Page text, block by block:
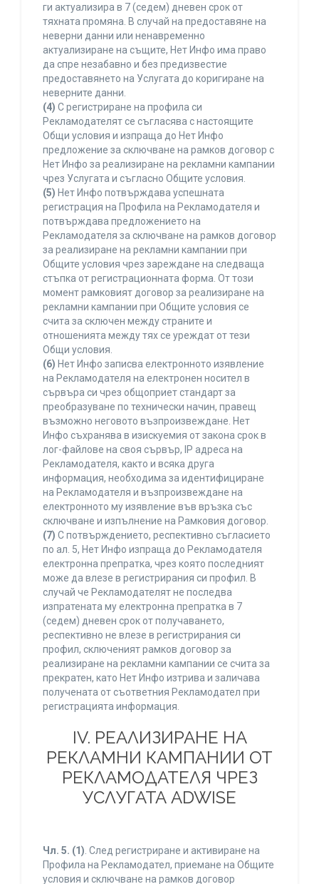
ги актуализира в 7 (седем) дневен срок от
тяхната промяна. В случай на предоставяне на
неверни данни или ненавременно
актуализиране на същите, Нет Инфо има право
да спре незабавно и без предизвестие
предоставянето на Услугата до коригиране на
неверните данни.
(4) С регистриране на профила си
Рекламодателят се съгласява с настоящите
Общи условия и изпраща до Нет Инфо
предложение за сключване на рамков договор с
Нет Инфо за реализиране на рекламни кампании
чрез Услугата и съгласно Общите условия.
(5) Нет Инфо потвърждава успешната
регистрация на Профила на Рекламодателя и
потвърждава предложението на
Рекламодателя за сключване на рамков договор
за реализиране на рекламни кампании при
Общите условия чрез зареждане на следваща
стъпка от регистрационната форма. От този
момент рамковият договор за реализиране на
рекламни кампании при Общите условия се
счита за сключен между страните и
отношенията между тях се уреждат от тези
Общи условия.
(6) Нет Инфо записва електронното изявление
на Рекламодателя на електронен носител в
сървъра си чрез общоприет стандарт за
преобразуване по технически начин, правещ
възможно неговото възпроизвеждане. Нет
Инфо съхранява в изискуемия от закона срок в
лог-файлове на своя сървър, IP адреса на
Рекламодателя, както и всяка друга
информация, необходима за идентифициране
на Рекламодателя и възпроизвеждане на
електронното му изявление във връзка със
сключване и изпълнение на Рамковия договор.
(7) С потвърждението, респективно съгласието
по ал. 5, Нет Инфо изпраща до Рекламодателя
електронна препратка, чрез която последният
може да влезе в регистрирания си профил. В
случай че Рекламодателят не последва
изпратената му електронна препратка в 7
(седем) дневен срок от получаването,
респективно не влезе в регистрирания си
профил, сключеният рамков договор за
реализиране на рекламни кампании се счита за
прекратен, като Нет Инфо изтрива и заличава
получената от съответния Рекламодател при
регистрацията информация.
IV. РЕАЛИЗИРАНЕ НА
РЕКЛАМНИ КАМПАНИИ ОТ
РЕКЛАМОДАТЕЛЯ ЧРЕЗ
УСЛУГАТА ADWISE
Чл. 5. (1). След регистриране и активиране на
Профила на Рекламодател, приемане на Общите
условия и сключване на рамков договор